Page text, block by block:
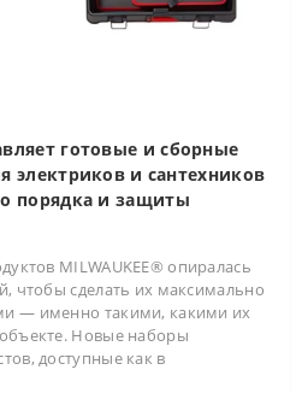
готовые и сборные
электриков и сантехников
порядка и защиты
MILWAUKEE® опиралась
чтобы сделать их максимально
— именно такими, какими их
Новые наборы
доступные как в